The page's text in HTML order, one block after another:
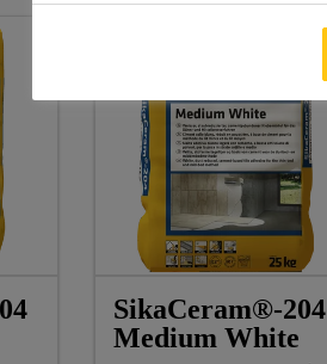
SikaCeram®-204
Medium White